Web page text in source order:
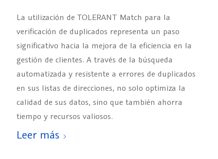
La utilización de TOLERANT Match para la
verificación de duplicados representa un paso
significativo hacia la mejora de la eficiencia en la
gestión de clientes. A través de la búsqueda
automatizada y resistente a errores de duplicados
en sus listas de direcciones, no solo optimiza la
calidad de sus datos, sino que también ahorra
tiempo y recursos valiosos.
Leer más